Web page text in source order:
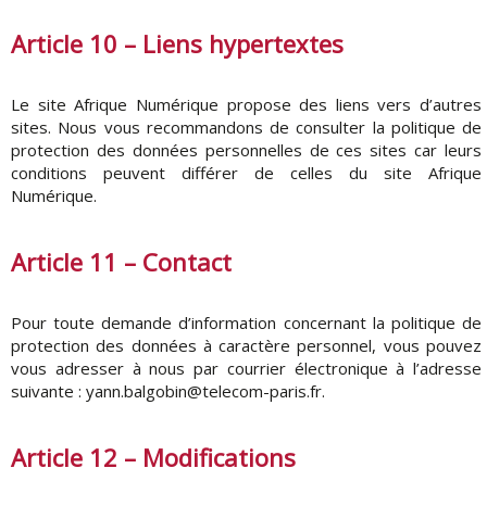
Article 10 – Liens hypertextes
Le site Afrique Numérique propose des liens vers d’autres
sites. Nous vous recommandons de consulter la politique de
protection des données personnelles de ces sites car leurs
conditions peuvent différer de celles du site Afrique
Numérique.
Article 11 – Contact
Pour toute demande d’information concernant la politique de
protection des données à caractère personnel, vous pouvez
vous adresser à nous par courrier électronique à l’adresse
suivante : yann.balgobin@telecom-paris.fr.
Article 12 – Modifications